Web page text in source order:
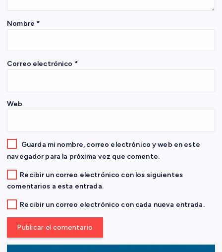
e
t
a
d
a
s
Nombre *
Correo electrónico *
Web
Guarda mi nombre, correo electrónico y web en este
navegador para la próxima vez que comente.
Recibir un correo electrónico con los siguientes
comentarios a esta entrada.
Recibir un correo electrónico con cada nueva entrada.